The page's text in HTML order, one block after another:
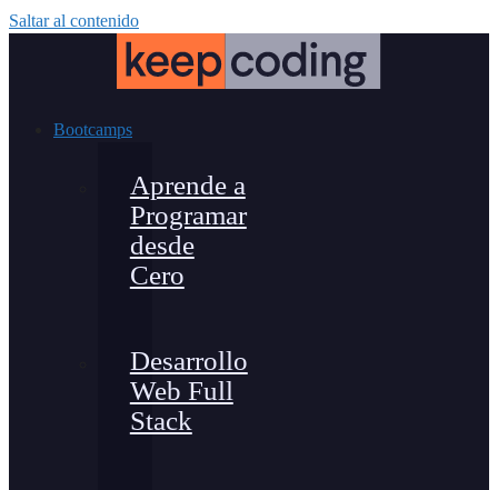
Saltar al contenido
Bootcamps
Aprende a
Programar
desde
Cero
Desarrollo
Web Full
Stack